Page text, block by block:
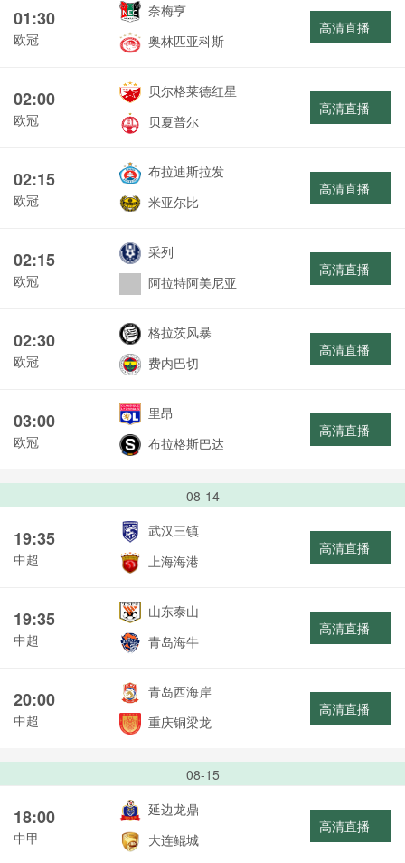
01:30
欧冠
奈梅亨
奥林匹亚科斯
高清直播
02:00
欧冠
贝尔格莱德红星
贝夏普尔
高清直播
02:15
欧冠
布拉迪斯拉发
米亚尔比
高清直播
02:15
欧冠
采列
阿拉特阿美尼亚
高清直播
02:30
欧冠
格拉茨风暴
费内巴切
高清直播
03:00
欧冠
里昂
布拉格斯巴达
高清直播
08-14
19:35
中超
武汉三镇
上海海港
高清直播
19:35
中超
山东泰山
青岛海牛
高清直播
20:00
中超
青岛西海岸
重庆铜梁龙
高清直播
08-15
18:00
中甲
延边龙鼎
大连鲲城
高清直播